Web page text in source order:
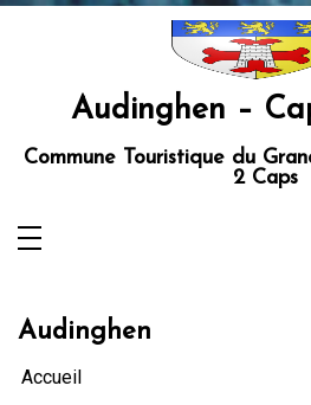
Aller
Audinghen –
Commune Touristique du
2 Caps
Audinghen
Accueil